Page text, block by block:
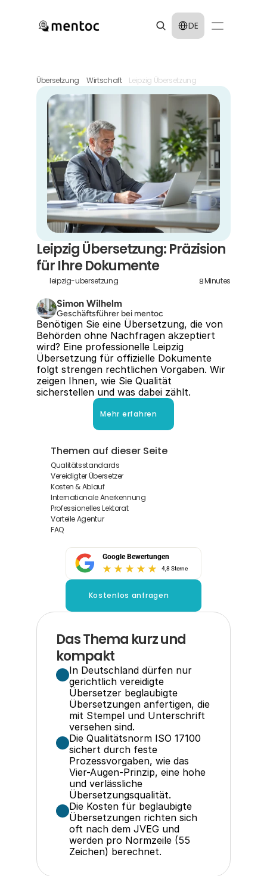
Select Language
DE
Übersetzung Wirtschaft Leipzig Übersetzung
Leipzig Übersetzung: Präzision
für Ihre Dokumente
leipzig-ubersetzung 8Minutes
Simon Wilhelm
Geschäftsführer bei mentoc
Benötigen Sie eine Übersetzung, die von
Behörden ohne Nachfragen akzeptiert
wird? Eine professionelle Leipzig
Übersetzung für offizielle Dokumente
folgt strengen rechtlichen Vorgaben. Wir
zeigen Ihnen, wie Sie Qualität
sicherstellen und was dabei zählt.
Mehr erfahren
Themen auf dieser Seite
Qualitätsstandards
Vereidigter Übersetzer
Kosten & Ablauf
Internationale Anerkennung
Professionelles Lektorat
Vorteile Agentur
FAQ
Google Bewertungen
4,8 Sterne
Kostenlos anfragen
Das Thema kurz und
kompakt
In Deutschland dürfen nur
gerichtlich vereidigte
Übersetzer beglaubigte
Übersetzungen anfertigen, die
mit Stempel und Unterschrift
versehen sind.
Die Qualitätsnorm ISO 17100
sichert durch feste
Prozessvorgaben, wie das
Vier-Augen-Prinzip, eine hohe
und verlässliche
Übersetzungsqualität.
Die Kosten für beglaubigte
Übersetzungen richten sich
oft nach dem JVEG und
werden pro Normzeile (55
Zeichen) berechnet.